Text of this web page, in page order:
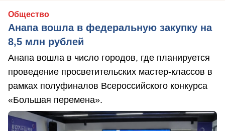
Общество
Анапа вошла в федеральную закупку на
8,5 млн рублей
Анапа вошла в число городов, где планируется
проведение просветительских мастер-классов в
рамках полуфиналов Всероссийского конкурса
«Большая перемена».